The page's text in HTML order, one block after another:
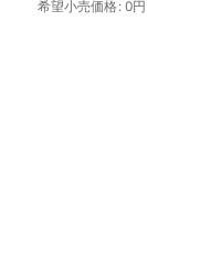
希望小売価格: 0円